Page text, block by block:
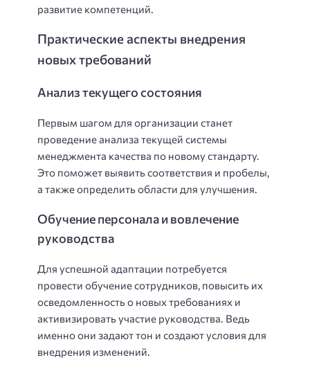
развитие компетенций.
Практические аспекты внедрения
новых требований
Анализ текущего состояния
Первым шагом для организации станет
проведение анализа текущей системы
менеджмента качества по новому стандарту.
Это поможет выявить соответствия и пробелы,
а также определить области для улучшения.
Обучение персонала и вовлечение
руководства
Для успешной адаптации потребуется
провести обучение сотрудников, повысить их
осведомленность о новых требованиях и
активизировать участие руководства. Ведь
именно они задают тон и создают условия для
внедрения изменений.